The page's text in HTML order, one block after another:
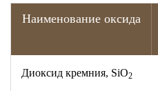
Наименование оксида
Диоксид кремния, SiO2